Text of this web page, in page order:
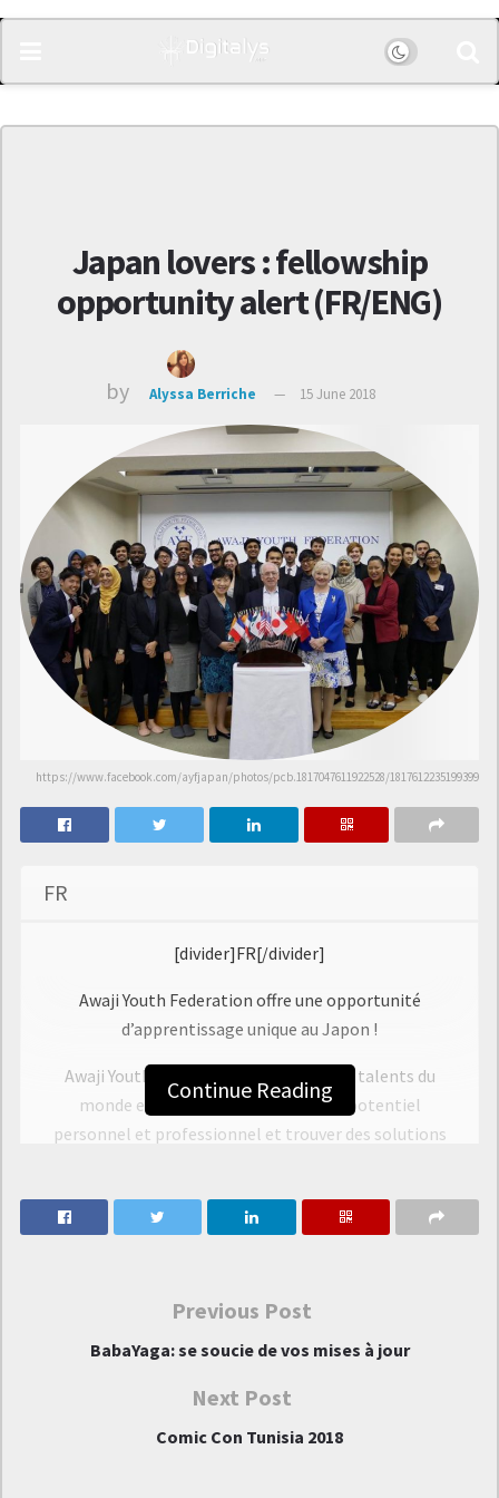
Japan lovers : fellowship
opportunity alert (FR/ENG)
by Alyssa Berriche 15 June 2018
https://www.facebook.com/ayfjapan/photos/pcb.1817047611922528/1817612235199399
FR
[divider]FR[/divider]
Awaji Youth Federation offre une opportunité
d’apprentissage unique au Japon !
Awaji Youth Federation cherche jeunes talents du
monde entier pour développer leur potentiel
personnel et professionnel et trouver des solutions
passion de se mettre au défi dans un environnement
tailler une carrière dans les domaines suivants :
Revitalisation régionale
Culture créative
Continue Reading
Previous Post
BabaYaga: se soucie de vos mises à jour
Next Post
Comic Con Tunisia 2018